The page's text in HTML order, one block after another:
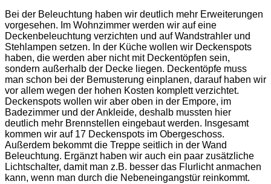
Bei der Beleuchtung haben wir deutlich mehr Erweiterungen
vorgesehen. Im Wohnzimmer werden wir auf eine
Deckenbeleuchtung verzichten und auf Wandstrahler und
Stehlampen setzen. In der Küche wollen wir Deckenspots
haben, die werden aber nicht mit Deckentöpfen sein,
sondern außerhalb der Decke liegen. Deckentöpfe muss
man schon bei der Bemusterung einplanen, darauf haben wir
vor allem wegen der hohen Kosten komplett verzichtet.
Deckenspots wollen wir aber oben in der Empore, im
Badezimmer und der Ankleide, deshalb mussten hier
deutlich mehr Brennstellen eingebaut werden. Insgesamt
kommen wir auf 17 Deckenspots im Obergeschoss.
Außerdem bekommt die Treppe seitlich in der Wand
Beleuchtung. Ergänzt haben wir auch ein paar zusätzliche
Lichtschalter, damit man z.B. besser das Flurlicht anmachen
kann, wenn man durch die Nebeneingangstür reinkommt.